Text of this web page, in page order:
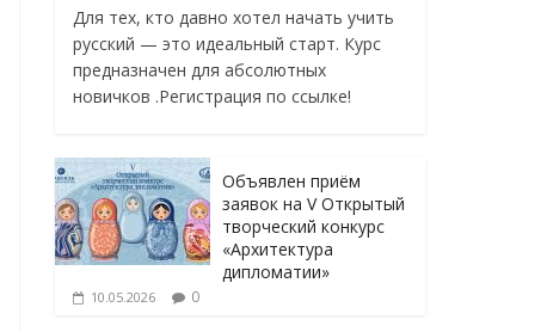
Для тех, кто давно хотел начать учить
русский — это идеальный старт. Курс
предназначен для абсолютных
новичков .Регистрация по ссылке!
Объявлен приём
заявок на V Открытый
творческий конкурс
«Архитектура
дипломатии»
10.05.2026 0